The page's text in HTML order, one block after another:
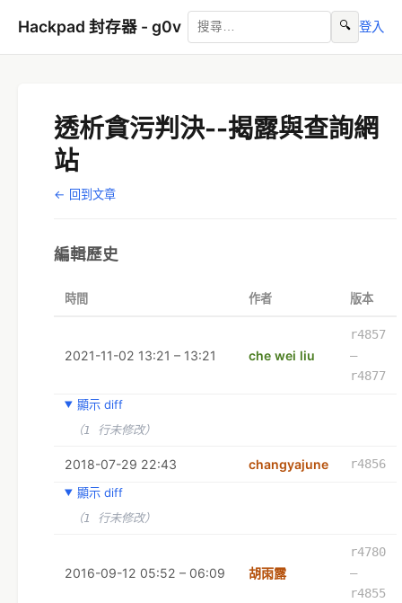
Hackpad 封存器 - g0v 🔍 登入
透析貪污判決--揭露與查詢網
站
← 回到文章
編輯歷史
時間 作者 版本
2021-11-02 13:21 – 13:21 che wei liu
r4857
–
r4877
顯示 diff
（1 行未修改）
2018-07-29 22:43 changyajune
r4856
顯示 diff
（1 行未修改）
2016-09-12 05:52 – 06:09 胡雨露
r4780
–
r4855